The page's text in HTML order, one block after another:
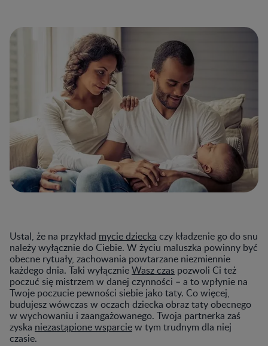
Ustal, że na przykład mycie dziecka czy kładzenie go do snu
należy wyłącznie do Ciebie. W życiu maluszka powinny być
obecne rytuały, zachowania powtarzane niezmiennie
każdego dnia. Taki wyłącznieWasz czas pozwoli Ci też
poczuć się mistrzem w danej czynności – a to wpłynie na
Twoje poczucie pewności siebie jako taty. Co więcej,
budujesz wówczas w oczach dziecka obraz taty obecnego
w wychowaniu i zaangażowanego. Twoja partnerka zaś
zyska niezastąpione wsparciew tym trudnym dla niej
czasie.